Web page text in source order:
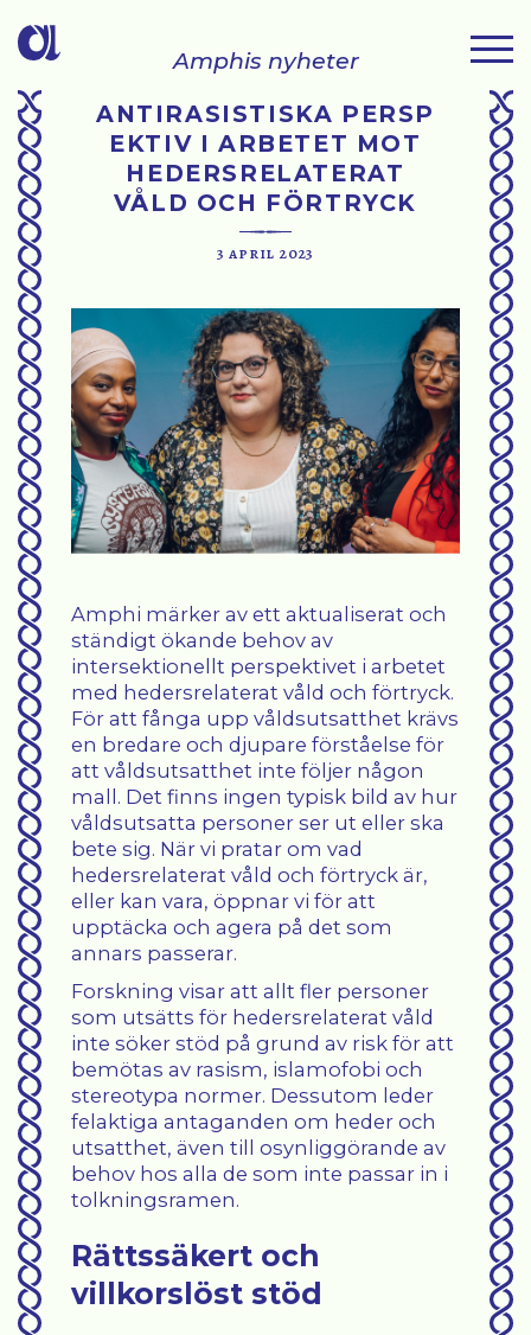
Amphis nyheter
ANTIRASISTISKA PERSP
EKTIV I ARBETET MOT
HEDERSRELATERAT
VÅLD OCH FÖRTRYCK
3 april 2023
"
Amphi märker av ett aktualiserat och
ständigt ökande behov av
intersektionellt perspektivet i arbetet
med hedersrelaterat våld och förtryck.
För att fånga upp våldsutsatthet krävs
en bredare och djupare förståelse för
att våldsutsatthet inte följer någon
mall. Det finns ingen typisk bild av hur
våldsutsatta personer ser ut eller ska
bete sig. När vi pratar om vad
hedersrelaterat våld och förtryck är,
eller kan vara, öppnar vi för att
upptäcka och agera på det som
annars passerar.
Forskning visar att allt fler personer
som utsätts för hedersrelaterat våld
inte söker stöd på grund av risk för att
bemötas av rasism, islamofobi och
stereotypa normer. Dessutom leder
felaktiga antaganden om heder och
utsatthet, även till osynliggörande av
behov hos alla de som inte passar in i
tolkningsramen.
Rättssäkert och
villkorslöst stöd